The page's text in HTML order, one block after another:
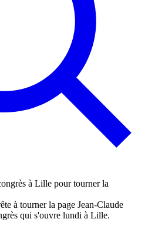
à tourner la page Jean-Claude
qui s'ouvre lundi à Lille.